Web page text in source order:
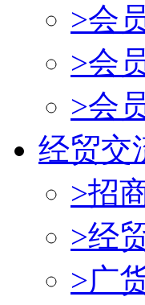
>会
>会
>会
经贸交
>招
>经
>广